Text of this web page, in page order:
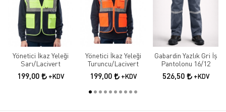
Yönetici İkaz Yeleği
Sarı/Lacivert
199,00 +KDV
Yönetici İkaz Yeleği
Turuncu/Lacivert
199,00 +KDV
Gabardin Yazlık Gri İş
Pantolonu 16/12
526,50 +KDV